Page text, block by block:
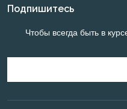
Подпишитесь
Чтобы всегда быть в